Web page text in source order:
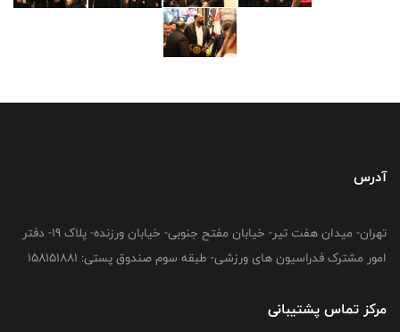
آدرس
تهران- میدان هفت تیر- خیابان مفتح جنوبی- خیابان ورزنده- پلاک 19- دفتر
امور مشترک فدراسیون های ورزشی- طبقه سوم صندوق پستی: 158151881
مرکز تماس پشتیبانی